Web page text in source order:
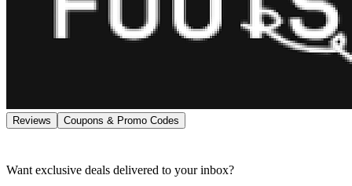
Reviews Coupons & Promo Codes
Want exclusive deals delivered to your inbox?